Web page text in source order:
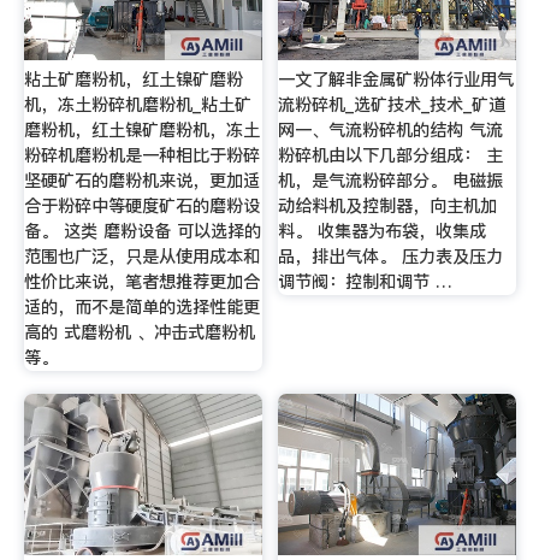
粘土矿磨粉机，红土镍矿磨粉
机，冻土粉碎机磨粉机_粘土矿
磨粉机，红土镍矿磨粉机，冻土
粉碎机磨粉机是一种相比于粉碎
坚硬矿石的磨粉机来说，更加适
合于粉碎中等硬度矿石的磨粉设
备。 这类 磨粉设备 可以选择的
范围也广泛，只是从使用成本和
性价比来说，笔者想推荐更加合
适的，而不是简单的选择性能更
高的 式磨粉机 、冲击式磨粉机
等。
一文了解非金属矿粉体行业用气
流粉碎机_选矿技术_技术_矿道
网一、气流粉碎机的结构 气流
粉碎机由以下几部分组成： 主
机，是气流粉碎部分。 电磁振
动给料机及控制器，向主机加
料。 收集器为布袋，收集成
品，排出气体。 压力表及压力
调节阀：控制和调节 …